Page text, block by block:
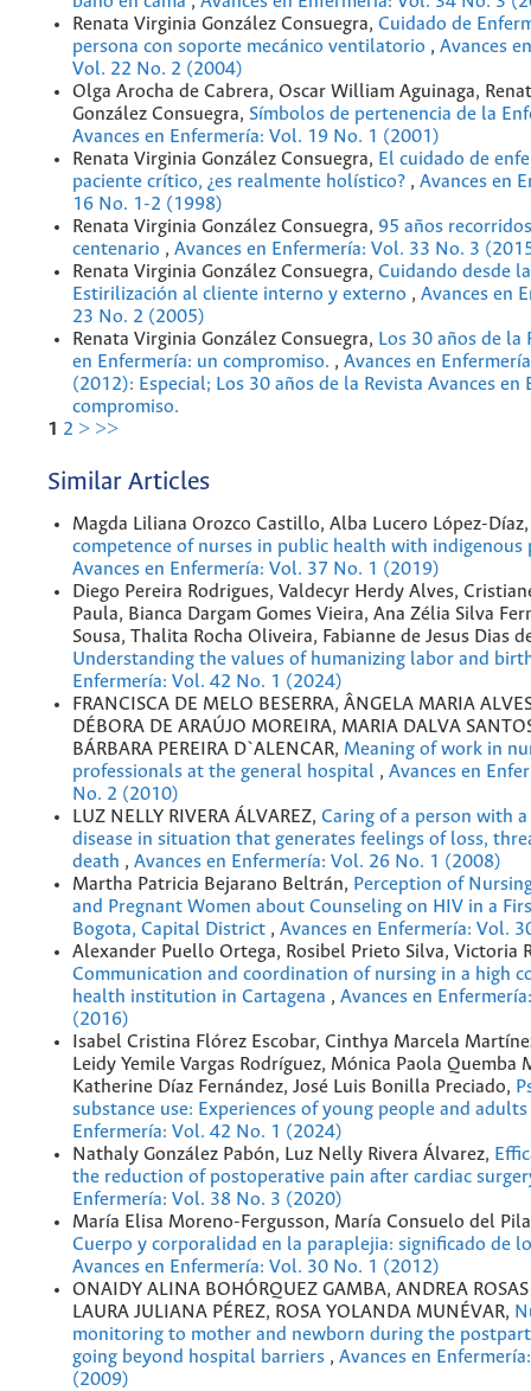
Renata Virginia González Consuegra, Cuidado de
persona con soporte mecánico ventilatorio , Avances
Vol. 22 No. 2 (2004)
Olga Arocha de Cabrera, Oscar William Aguinaga,
González Consuegra, Símbolos de pertenencia de la
Avances en Enfermería: Vol. 19 No. 1 (2001)
Renata Virginia González Consuegra, El cuidado de
paciente crítico, ¿es realmente holístico? , Avances en
16 No. 1-2 (1998)
Renata Virginia González Consuegra, 95 años
centenario , Avances en Enfermería: Vol. 33 No. 3
Renata Virginia González Consuegra, Cuidando desde
Estirilización al cliente interno y externo , Avances en
23 No. 2 (2005)
Renata Virginia González Consuegra, Los 30 años de la
en Enfermería: un compromiso. , Avances en
(2012): Especial; Los 30 años de la Revista Avances en
compromiso.
1 2 > >>
Similar Articles
Magda Liliana Orozco Castillo, Alba Lucero López-
competence of nurses in public health with
Avances en Enfermería: Vol. 37 No. 1 (2019)
Diego Pereira Rodrigues, Valdecyr Herdy Alves,
Paula, Bianca Dargam Gomes Vieira, Ana Zélia Silva
Sousa, Thalita Rocha Oliveira, Fabianne de Jesus Dias
Understanding the values of humanizing labor and
Enfermería: Vol. 42 No. 1 (2024)
FRANCISCA DE MELO BESERRA, ÂNGELA MARIA
DÉBORA DE ARAÚJO MOREIRA, MARIA DALVA
BÁRBARA PEREIRA D`ALENCAR, Meaning of work in
professionals at the general hospital , Avances en
No. 2 (2010)
LUZ NELLY RIVERA ÁLVAREZ, Caring of a person with
disease in situation that generates feelings of loss,
death , Avances en Enfermería: Vol. 26 No. 1 (2008)
Martha Patricia Bejarano Beltrán, Perception of
and Pregnant Women about Counseling on HIV in a
Bogota, Capital District , Avances en Enfermería: Vol.
Alexander Puello Ortega, Rosibel Prieto Silva, Victoria
Communication and coordination of nursing in a high
health institution in Cartagena , Avances en
(2016)
Isabel Cristina Flórez Escobar, Cinthya Marcela
Leidy Yemile Vargas Rodríguez, Mónica Paola Quemba
Katherine Díaz Fernández, José Luis Bonilla Preciado,
substance use: Experiences of young people and adults
Enfermería: Vol. 42 No. 1 (2024)
Nathaly González Pabón, Luz Nelly Rivera Álvarez,
the reduction of postoperative pain after cardiac
Enfermería: Vol. 38 No. 3 (2020)
María Elisa Moreno-Fergusson, María Consuelo del
Cuerpo y corporalidad en la paraplejia: significado de
Avances en Enfermería: Vol. 30 No. 1 (2012)
ONAIDY ALINA BOHÓRQUEZ GAMBA, ANDREA
LAURA JULIANA PÉREZ, ROSA YOLANDA MUNÉVAR,
monitoring to mother and newborn during the
going beyond hospital barriers , Avances en
(2009)